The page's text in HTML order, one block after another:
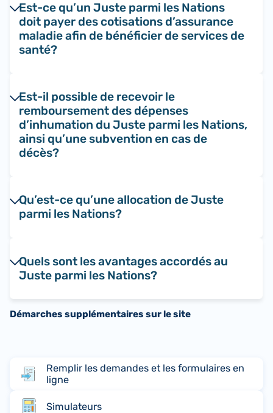
Est-ce qu’un Juste parmi les Nations
doit payer des cotisations d’assurance
maladie afin de bénéficier de services de
santé?
Est-il possible de recevoir le
remboursement des dépenses
d’inhumation du Juste parmi les Nations,
ainsi qu’une subvention en cas de
décès?
Qu’est-ce qu’une allocation de Juste
parmi les Nations?
Quels sont les avantages accordés au
Juste parmi les Nations?
Démarches supplémentaires sur le site
Remplir les demandes et les formulaires en
ligne
Simulateurs